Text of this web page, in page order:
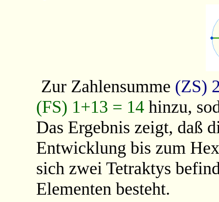
Zur Zahlensumme (ZS)
(FS) 1+13 = 14 hinzu,
Das Ergebnis zeigt, daß
Entwicklung bis zum
sich zwei Tetraktys
Elementen besteht.